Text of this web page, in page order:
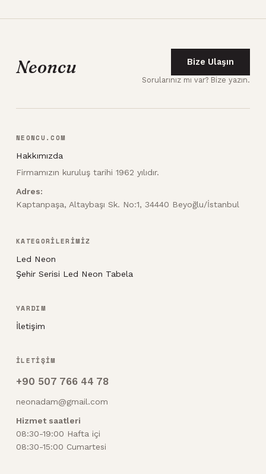
Neoncu Bize Ulaşın
Sorularınız mı var? Bize yazın.
NEONCU.COM
Hakkımızda
Firmamızın kuruluş tarihi 1962 yılıdır.
Adres:
Kaptanpaşa, Altaybaşı Sk. No:1, 34440 Beyoğlu/İstanbul
KATEGORİLERİMİZ
Led Neon
Şehir Serisi Led Neon Tabela
YARDIM
İletişim
İLETİŞİM
+90 507 766 44 78
neonadam@gmail.com
Hizmet saatleri
08:30-19:00 Hafta içi
08:30-15:00 Cumartesi